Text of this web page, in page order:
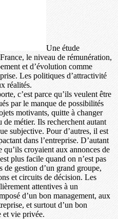
Une étude
le niveau de rémunération,
et d’évolution comme
Les politiques d’attractivité
réalités.
c’est parce qu’ils veulent être
par le manque de possibilités
motivants, quitte à changer
de métier. Ils recherchent autant
subjective. Pour d’autres, il est
dans l’entreprise. D’autant
qu’ils croyaient aux annonces de
plus facile quand on n’est pas
de gestion d’un grand groupe,
et circuits de décision. Les
attentives à un
d’un bon management, aux
et surtout d’un bon
et vie privée.